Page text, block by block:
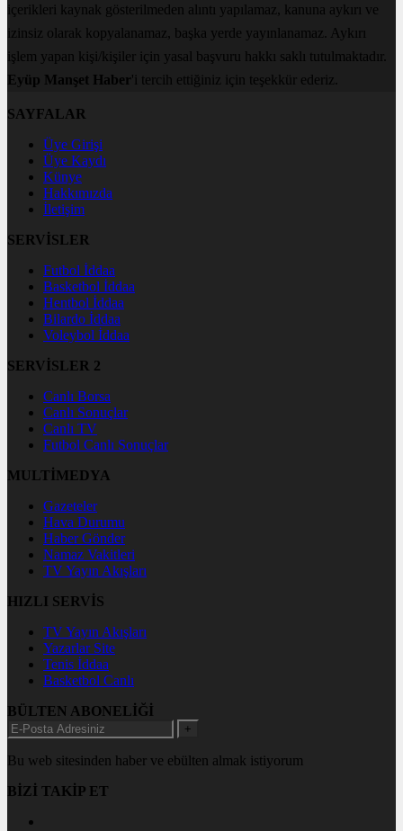
içerikleri kaynak gösterilmeden alıntı yapılamaz, kanuna aykırı ve
izinsiz olarak kopyalanamaz, başka yerde yayınlanamaz. Aykırı
işlem yapan kişi/kişiler için yasal başvuru hakkı saklı tutulmaktadır.
Eyüp Manşet Haber'i tercih ettiğiniz için teşekkür ederiz.
SAYFALAR
Üye Girişi
Üye Kaydı
Künye
Hakkımızda
İletişim
SERVİSLER
Futbol İddaa
Basketbol İddaa
Hentbol İddaa
Bilardo İddaa
Voleybol İddaa
SERVİSLER 2
Canlı Borsa
Canlı Sonuçlar
Canlı TV
Futbol Canlı Sonuçlar
MULTİMEDYA
Gazeteler
Hava Durumu
Haber Gönder
Namaz Vakitleri
TV Yayın Akışları
HIZLI SERVİS
TV Yayın Akışları
Yazarlar Site
Tenis İddaa
Basketbol Canlı
BÜLTEN ABONELİĞİ
+
Bu web sitesinden haber ve ebülten almak istiyorum
BİZİ TAKİP ET